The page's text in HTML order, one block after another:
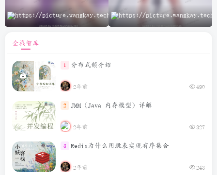
AI
全栈智库
1 分布式锁介绍
2年前 490
2 JMM（Java 内存模型）详解
2年前 327
3 Redis为什么用跳表实现有序集合
2年前 243